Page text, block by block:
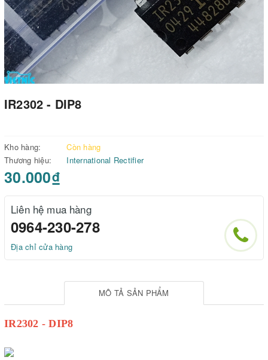
IR2302 - DIP8
Kho hàng:
Còn hàng
Thương hiệu:
International Rectifier
30.000₫
Liên hệ mua hàng
0964-230-278
Địa chỉ cửa hàng
MÔ TẢ SẢN PHẨM
IR2302 - DIP8